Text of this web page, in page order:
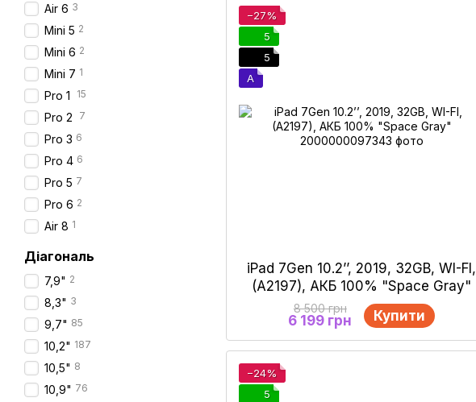
−27%
5
5
A
iPad 7Gen 10.2’’, 2019, 32GB, WI-FI,
(A2197), АКБ 100% "Space Gray"
8 500 грн
6 199 грн Купити
−24%
5
Air 6 3
Mini 5 2
Mini 6 2
Mini 7 1
Pro 1 15
Pro 2 7
Pro 3 6
Pro 4 6
Pro 5 7
Pro 6 2
Air 8 1
Діагональ
7,9" 2
8,3" 3
9,7" 85
10,2" 187
10,5" 8
10,9" 76